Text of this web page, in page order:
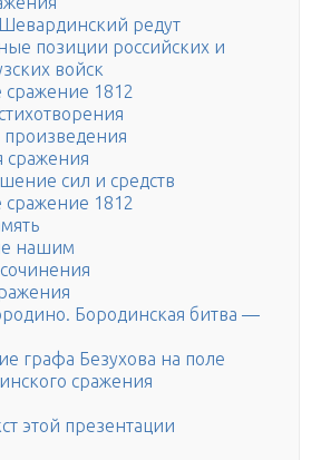
редут
позиции российских и
войск
сражение 1812
сражения
сил и средств
сражение 1812
нашим
Бородинская битва —
графа Безухова на поле
сражения
этой презентации